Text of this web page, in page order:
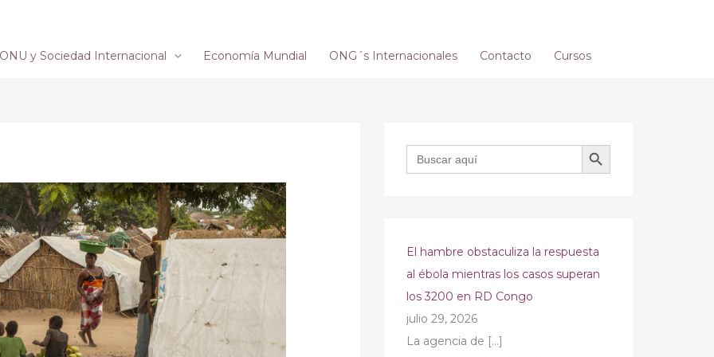
ONU y Sociedad Internacional Economía Mundial ONG´s Internacionales Contacto Cursos
Buscar: BOTÓN DE BÚSQUEDA
El hambre obstaculiza la respuesta
al ébola mientras los casos superan
los 3200 en RD Congo
julio 29, 2026
La agencia de […]